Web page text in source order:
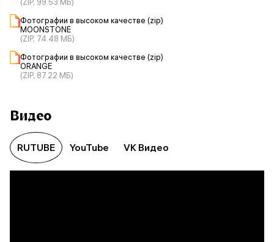
(ZIP, 99.53 МБ)
Фотографии в высоком качестве (zip)
MOONSTONE
(ZIP, 74.48 МБ)
Фотографии в высоком качестве (zip)
ORANGE
(ZIP, 87.22 МБ)
Видео
RUTUBE YouTube VK Видео